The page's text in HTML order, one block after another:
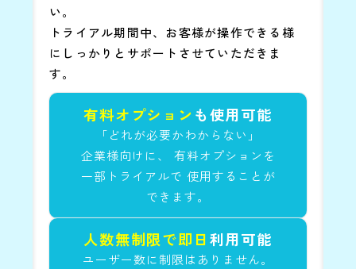
い。
トライアル期間中、お客様が操作できる様
にしっかりとサポートさせていただきま
す。
有料オプションも使用可能
「どれが必要かわからない」
企業様向けに、
有料オプションを
一部トライアルで 使用することが
できます。
人数無制限で即日利用可能
ユーザー数に制限はありません。